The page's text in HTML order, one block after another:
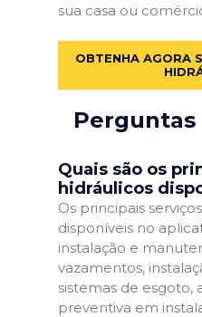
sua casa ou
OBTENHA AGORA
Quais são os
hidráulicos
Os principais
disponíveis no
instalação e
vazamentos,
sistemas de
preventiva em